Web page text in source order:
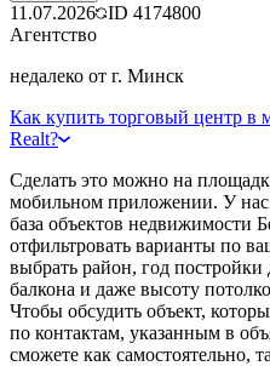
11.07.2026 ID 4174800
Агентство
недалеко от г. Минск
Как купить торговый центр в
Realt?
Сделать это можно на
мобильном приложении. У нас
база объектов недвижимости
отфильтровать варианты по
выбрать район, год
балкона и даже высоту
Чтобы обсудить объект,
по контактам, указанным в
сможете как самостоятельно,